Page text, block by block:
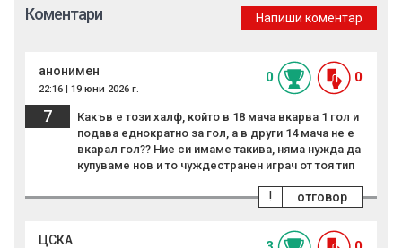
Коментари Напиши коментар
анонимен
22:16 | 19 юни 2026 г.
0 0
7
Какъв е този халф, който в 18 мача вкарва 1 гол и
подава еднократно за гол, а в други 14 мача не е
вкарал гол?? Ние си имаме такива, няма нужда да
купуваме нов и то чуждестранен играч от тоя тип
отговор
!
ЦСКА